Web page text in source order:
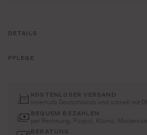
DETAILS
PFLEGE
KOSTENLOSER VERSAND
innerhalb Deutschlands und schnell mit
BEQUEM BEZAHLEN
per Rechnung, Paypal, Klarna,
BERATUNG